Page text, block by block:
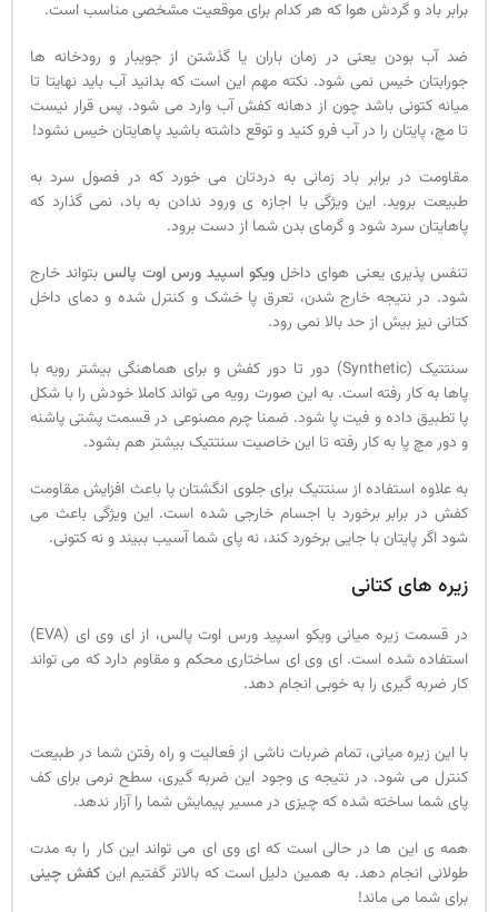
برابر باد و گردش هوا که هر کدام برای موقعیت مشخصی مناسب است.
ضد آب بودن یعنی در زمان باران یا گذشتن از جویبار و رودخانه ها
جورابتان خیس نمی شود. نکته مهم این است که بدانید آب باید نهایتا تا
میانه کتونی باشد چون از دهانه کفش آب وارد می شود. پس قرار نیست
تا مچ، پایتان را در آب فرو کنید و توقع داشته باشید پاهایتان خیس نشود!
مقاومت در برابر باد زمانی به دردتان می خورد که در فصول سرد به
طبیعت بروید. این ویژگی با اجازه ی ورود ندادن به باد، نمی گذارد که
پاهایتان سرد شود و گرمای بدن شما از دست برود.
تنفس پذیری یعنی هوای داخل ویکو اسپید ورس اوت پالسبتواند خارج
شود. در نتیجه خارج شدن، تعرق پا خشک و کنترل شده و دمای داخل
کتانی نیز بیش از حد بالا نمی رود.
سنتتیک (Synthetic) دور تا دور کفش و برای هماهنگی بیشتر رویه با
پاها به کار رفته است. به این صورت رویه می تواند کاملا خودش را با شکل
پا تطبیق داده و فیت پا شود. ضمنا چرم مصنوعی در قسمت پشتی پاشنه
و دور مچ پا به کار رفته تا این خاصیت سنتتیک بیشتر هم بشود.
به علاوه استفاده از سنتتیک برای جلوی انگشتان پا باعث افزایش مقاومت
کفش در برابر برخورد با اجسام خارجی شده است. این ویژگی باعث می
شود اگر پایتان با جایی برخورد کند، نه پای شما آسیب ببیند و نه کتونی.
زیره های کتانی
در قسمت زیره میانی ویکو اسپید ورس اوت پالس، از ای وی ای (EVA)
استفاده شده است. ای وی ای ساختاری محکم و مقاوم دارد که می تواند
کار ضربه گیری را به خوبی انجام دهد.
با این زیره میانی، تمام ضربات ناشی از فعالیت و راه رفتن شما در طبیعت
کنترل می شود. در نتیجه ی وجود این ضربه گیری، سطح نرمی برای کف
پای شما ساخته شده که چیزی در مسیر پیمایش شما را آزار ندهد.
همه ی این ها در حالی است که ای وی ای می تواند این کار را به مدت
طولانی انجام دهد. به همین دلیل است که بالاتر گفتیم اینکفش چینی
برای شما می ماند!